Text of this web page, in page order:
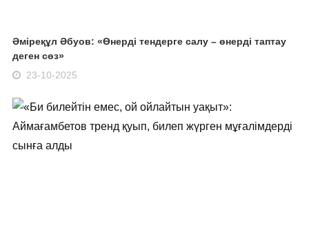
Әміреқұл Әбуов: «Өнерді тендерге салу – өнерді таптау
деген сөз»
23-10-2025